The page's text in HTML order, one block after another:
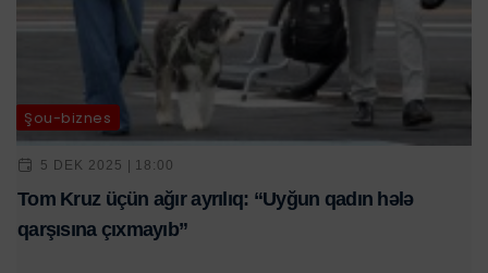
Şou-biznes
5 DEK 2025 | 18:00
Tom Kruz üçün ağır ayrılıq: “Uyğun qadın hələ
qarşısına çıxmayıb”